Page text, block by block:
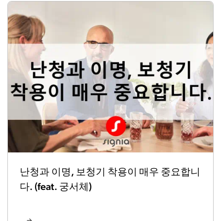
난청과 이명, 보청기 착용이 매우 중요합니
다. (feat. 궁서체)